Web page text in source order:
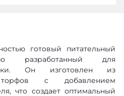
готовый питательный
разработанный для
Он изготовлен из
торфов с добавлением
что создает оптимальный